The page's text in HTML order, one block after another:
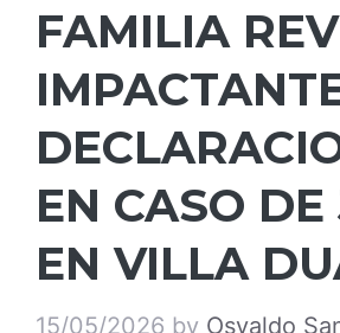
FAMILIA
EN CASO DE
EN VILLA
15/05/2026 by Osvaldo